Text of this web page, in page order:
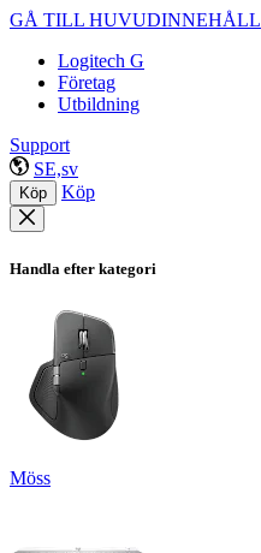
GÅ TILL HUVUDINNEHÅLL
Logitech G
Företag
Utbildning
Support
SE,sv
Köp Köp
Handla efter kategori
Möss